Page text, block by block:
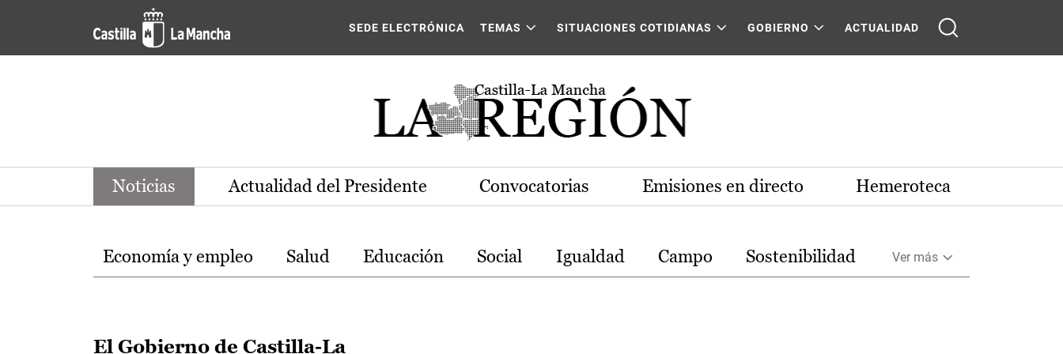
Pasar al contenido principal
Noticias de la región de Castilla-La Mancha
SEDE ELECTRÓNICA TEMAS SITUACIONES COTIDIANAS GOBIERNO ACTUALIDAD
Noticias Actualidad del Presidente Convocatorias Emisiones en directo Hemeroteca
Temas
Economía y empleo Salud Educación Social Igualdad Campo Sostenibilidad Ver más
El Gobierno de Castilla-La